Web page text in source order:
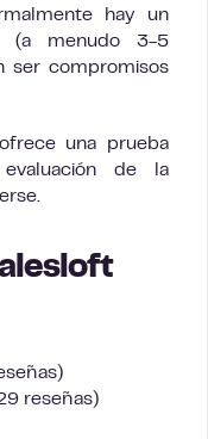
hay un
(a menudo 3-5
ser compromisos
una prueba
de la
reseñas)